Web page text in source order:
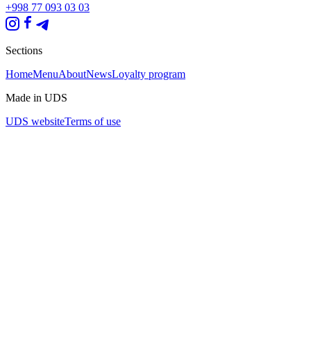
+998 77 093 03 03
Sections
HomeMenuAboutNewsLoyalty program
Made in UDS
UDS websiteTerms of use